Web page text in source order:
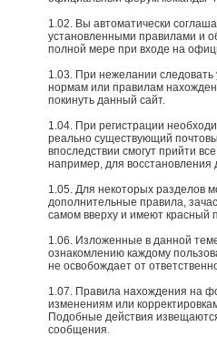
1.02. Вы автоматически
установленными правилами и
полной мере при входе на
1.03. При нежелании
нормам или правилам
покинуть данный сайт.
1.04. При регистрации
реально существующий
впоследствии смогут прийти
например, для восстановления
1.05. Для некоторых разделов
дополнительные правила,
самом вверху и имеют красный
1.06. Изложенные в данной
ознакомлению каждому
не освобождает от
1.07. Правила нахождения на
изменениям или
Подобные действия
сообщения.